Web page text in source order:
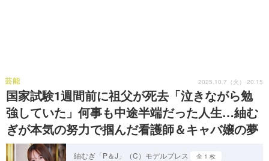
国家試験1週間前に祖父が死去「泣きながら勉
強していた」何事も中途半端だった人生…紬む
ぎが本気の努力で掴んだ看護師＆キャバ嬢の夢
芸能 2025.10.7（火） 20:15
紬むぎ「P＆J」（C）モデルプレス 全 1 枚